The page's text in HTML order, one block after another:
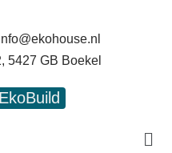
5427 GB Boekel